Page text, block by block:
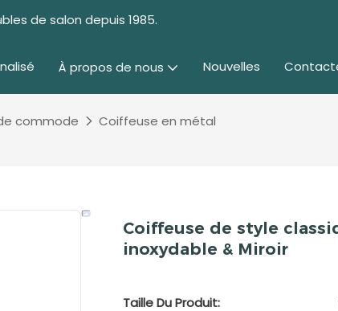
de salon depuis 1985.
À propos de nous Nouvelles
commode
Coiffeuse en métal
Coiffeuse de style
inoxydable & Miroir
Taille Du Produit: